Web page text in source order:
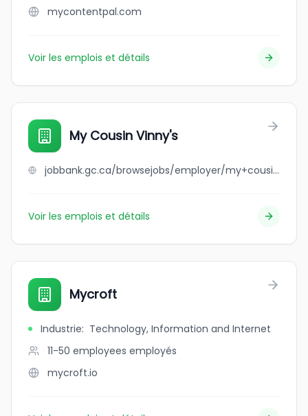
mycontentpal.com
Voir les emplois et détails
My Cousin Vinny's
jobbank.gc.ca/browsejobs/employer/my+cousin+vinny%27s/ca
Voir les emplois et détails
Mycroft
Industrie: Technology, Information and Internet
11-50 employees employés
mycroft.io